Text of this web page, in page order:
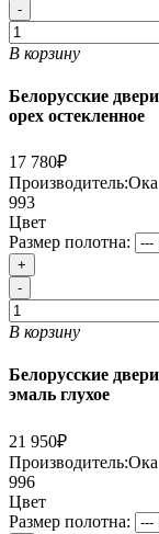
-
В корзину
Белорусские
орех остекленное
17 780₽
Производитель:Ока
993
Цвет
Размер полотна:
+
-
В корзину
Белорусские
эмаль глухое
21 950₽
Производитель:Ока
996
Цвет
Размер полотна: